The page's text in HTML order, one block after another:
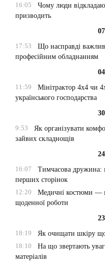
16:05
Чому люди
призводить
17:53
Що насправді
професійним обладнанням
11:59
Мінітрактор 4х4 чи
українського господарства
9:53
Як організувати
зайвих складнощів
16:07
Тимчасова дружина:
перших сторінок
12:20
Медичні костюми —
щоденної роботи
18:19
Як очищати шкіру
18:10
На що звертають
матеріалів